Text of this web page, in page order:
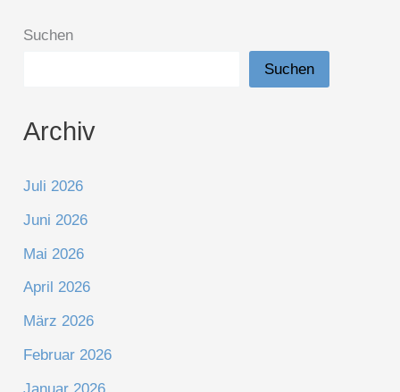
Suchen
Suchen
Archiv
Juli 2026
Juni 2026
Mai 2026
April 2026
März 2026
Februar 2026
Januar 2026